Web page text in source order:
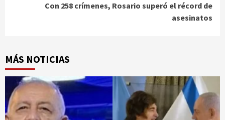
Con 258 crímenes, Rosario superó el récord de
asesinatos
MÁS NOTICIAS